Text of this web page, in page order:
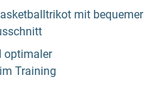
mit bequemer
optimaler
Training